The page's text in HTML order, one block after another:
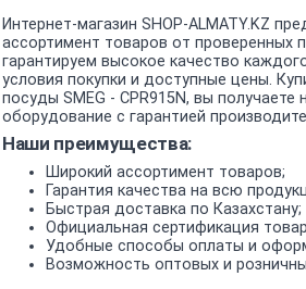
Интернет-магазин SHOP-ALMATY.KZ
ассортимент товаров от проверенных
гарантируем высокое качество
условия покупки и доступные цены.
посуды SMEG - CPR915N, вы получаете
оборудование с гарантией
Наши преимущества:
Широкий ассортимент товаров;
Гарантия качества на всю
Быстрая доставка по Казахстану;
Официальная сертификация
Удобные способы оплаты и
Возможность оптовых и